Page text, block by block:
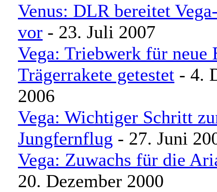
Venus: DLR bereitet
vor - 23. Juli 2007
Vega: Triebwerk für neue
Trägerrakete getestet - 4.
2006
Vega: Wichtiger Schritt
Jungfernflug - 27. Juni
Vega: Zuwachs für die
20. Dezember 2000